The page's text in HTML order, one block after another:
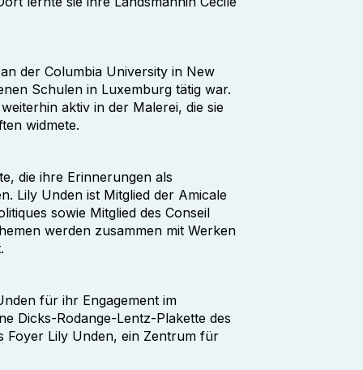
der Columbia University in New
Schulen in Luxemburg tätig war.
aktiv in der Malerei, die sie
widmete.
die ihre Erinnerungen als
Lily Unden ist Mitglied der Amicale
sowie Mitglied des Conseil
werden zusammen mit Werken
für ihr Engagement im
Dicks-Rodange-Lentz-Plakette des
Foyer Lily Unden, ein Zentrum für